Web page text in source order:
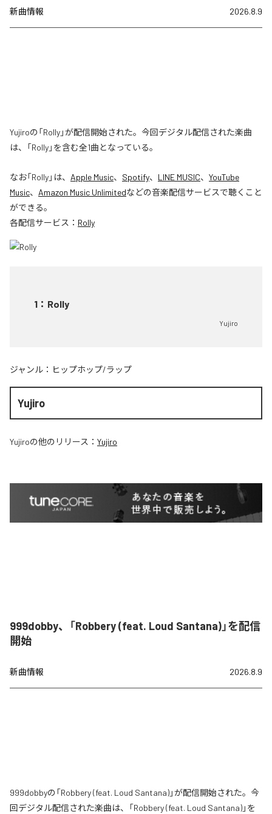
新曲情報 2026.8.9
Yujiroの「Rolly」が配信開始された。今回デジタル配信された楽曲
は、「Rolly」を含む全1曲となっている。
なお「Rolly」は、 Apple Music、 Spotify、 LINE MUSIC、 YouTube
Music、 Amazon Music Unlimitedなどの音楽配信サービスで聴くこと
ができる。
各配信サービス： Rolly
1 ： Rolly
Yujiro
ジャンル： ヒップホップ/ラップ
Yujiro
Yujiroの他のリリース： Yujiro
999dobby、「Robbery (feat. Loud Santana)」を配信
開始
新曲情報 2026.8.9
999dobbyの「Robbery (feat. Loud Santana)」が配信開始された。今
回デジタル配信された楽曲は、「Robbery (feat. Loud Santana)」を